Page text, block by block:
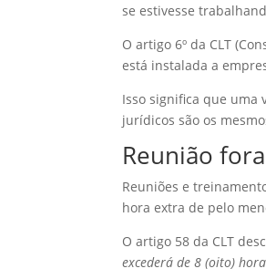
se estivesse
O artigo 6º da CLT
está instalada a
Isso significa que
jurídicos são os
Reunião
Reuniões e
hora extra de pelo
O artigo 58 da CLT
excederá de 8 (oito)